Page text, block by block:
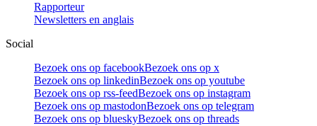
Rapporteur
Newsletters en anglais
Social
Bezoek ons op facebookBezoek ons op x
Bezoek ons op linkedinBezoek ons op youtube
Bezoek ons op rss-feedBezoek ons op instagram
Bezoek ons op mastodonBezoek ons op telegram
Bezoek ons op blueskyBezoek ons op threads